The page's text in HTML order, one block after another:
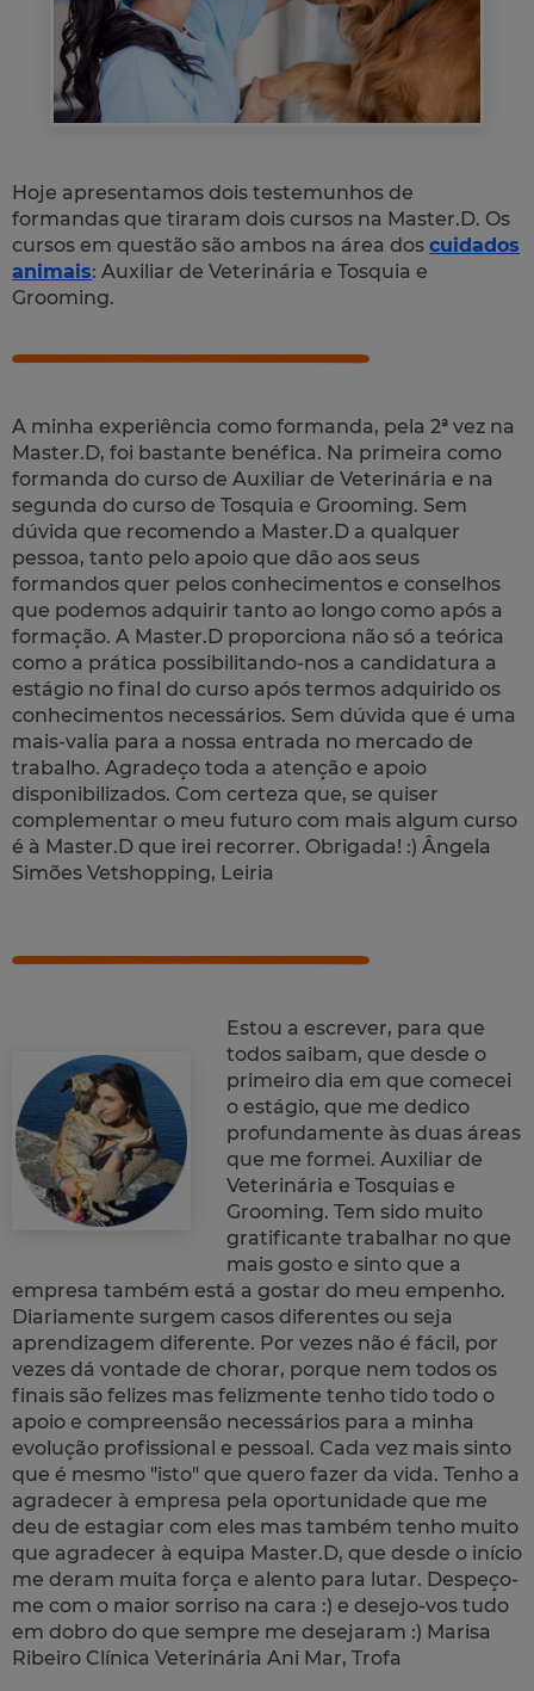
Hoje apresentamos dois testemunhos de
formandas que tiraram dois cursos na Master.D. Os
cursos em questão são ambos na área dos cuidados
animais: Auxiliar de Veterinária e Tosquia e
Grooming.
A minha experiência como formanda, pela 2ª vez na
Master.D, foi bastante benéfica. Na primeira como
formanda do curso de Auxiliar de Veterinária e na
segunda do curso de Tosquia e Grooming. Sem
dúvida que recomendo a Master.D a qualquer
pessoa, tanto pelo apoio que dão aos seus
formandos quer pelos conhecimentos e conselhos
que podemos adquirir tanto ao longo como após a
formação. A Master.D proporciona não só a teórica
como a prática possibilitando-nos a candidatura a
estágio no final do curso após termos adquirido os
conhecimentos necessários. Sem dúvida que é uma
mais-valia para a nossa entrada no mercado de
trabalho. Agradeço toda a atenção e apoio
disponibilizados. Com certeza que, se quiser
complementar o meu futuro com mais algum curso
é à Master.D que irei recorrer. Obrigada! :) Ângela
Simões Vetshopping, Leiria
Estou a escrever, para que
todos saibam, que desde o
primeiro dia em que comecei
o estágio, que me dedico
profundamente às duas áreas
que me formei. Auxiliar de
Veterinária e Tosquias e
Grooming. Tem sido muito
gratificante trabalhar no que
mais gosto e sinto que a
empresa também está a gostar do meu empenho.
Diariamente surgem casos diferentes ou seja
aprendizagem diferente. Por vezes não é fácil, por
vezes dá vontade de chorar, porque nem todos os
finais são felizes mas felizmente tenho tido todo o
apoio e compreensão necessários para a minha
evolução profissional e pessoal. Cada vez mais sinto
que é mesmo "isto" que quero fazer da vida. Tenho a
agradecer à empresa pela oportunidade que me
deu de estagiar com eles mas também tenho muito
que agradecer à equipa Master.D, que desde o início
me deram muita força e alento para lutar. Despeço-
me com o maior sorriso na cara :) e desejo-vos tudo
em dobro do que sempre me desejaram :) Marisa
Ribeiro Clínica Veterinária Ani Mar, Trofa